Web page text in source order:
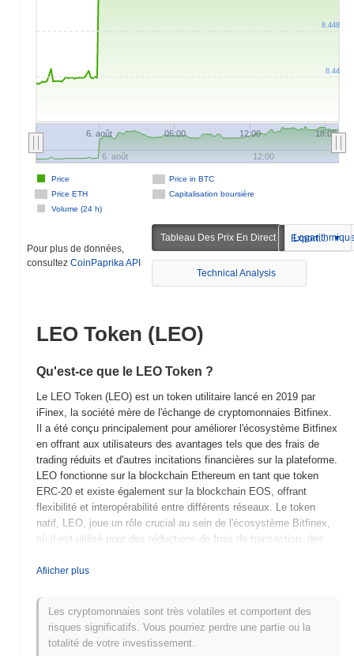
6. août 06:00 12:00 18:00
Price in BTC
Price ETH
Capitalisation boursière
Volume (24 h)
Price
6. août 12:00
8.44
8.448
Pour plus de données,
consultez CoinPaprika API
Tableau Des Prix En Direct Exportation
Technical Analysis
LEO Token (LEO)
Qu'est-ce que le LEO Token ?
Le LEO Token (LEO) est un token utilitaire lancé en 2019 par
iFinex, la société mère de l'échange de cryptomonnaies Bitfinex.
Il a été conçu principalement pour améliorer l'écosystème Bitfinex
en offrant aux utilisateurs des avantages tels que des frais de
trading réduits et d'autres incitations financières sur la plateforme.
LEO fonctionne sur la blockchain Ethereum en tant que token
ERC-20 et existe également sur la blockchain EOS, offrant
flexibilité et interopérabilité entre différents réseaux. Le token
natif, LEO, joue un rôle crucial au sein de l'écosystème Bitfinex,
où il est utilisé pour des réductions de frais de transaction, des
plateforme. L'une des caractéristiques uniques de LEO est son
revenus de l'entreprise est utilisée pour acheter et brûler des
tokens, influençant potentiellement la dynamique de l'offre du
token. Le LEO Token se distingue par son intégration directe au
sein de l'écosystème Bitfinex, offrant des avantages tangibles à
Afiicher plus
Les cryptomonnaies sont très volatiles et comportent des
risques significatifs. Vous pourriez perdre une partie ou la
totalité de votre investissement.